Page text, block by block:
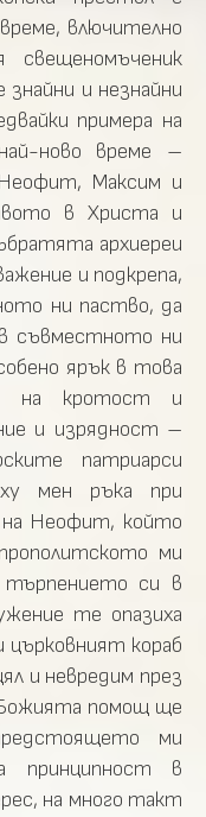
влючително
и незнайни
примера на
ново време –
Максим и
в Христа и
архиереи
и подкрепа,
ни паство, да
съвместното ни
ярък в това
на кротост и
и изрядност –
патриарси
мен ръка при
на Неофит, който
ми
търпението си в
те опазиха
кораб
и невредим през
Божията помощ ще
ми
принципност в
на много такт